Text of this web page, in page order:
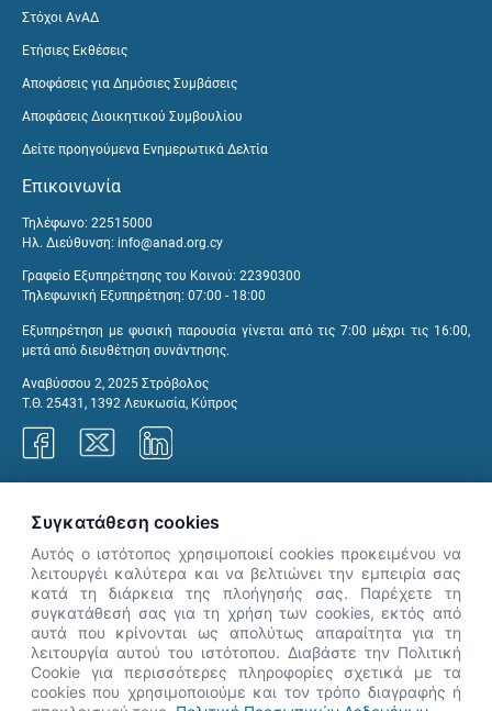
Στόχοι ΑνΑΔ
Ετήσιες Εκθέσεις
Αποφάσεις για Δημόσιες Συμβάσεις
Αποφάσεις Διοικητικού Συμβουλίου
Δείτε προηγούμενα Ενημερωτικά Δελτία
Επικοινωνία
Τηλέφωνο: 22515000
Ηλ. Διεύθυνση: info@anad.org.cy
Γραφείο Εξυπηρέτησης του Κοινού: 22390300
Τηλεφωνική Εξυπηρέτηση: 07:00 - 18:00
Εξυπηρέτηση με φυσική παρουσία γίνεται από τις 7:00 μέχρι τις 16:00,
μετά από διευθέτηση συνάντησης.
Αναβύσσου 2, 2025 Στρόβολος
Τ.Θ. 25431, 1392 Λευκωσία, Κύπρος
👋 Καλώς ήρθες! Είμαι η Νόησις.
Πες μου πώς μπορώ να σε βοηθήσω
σήμερα.
Συγκατάθεση cookies
Αυτός ο ιστότοπος χρησιμοποιεί cookies προκειμένου να
λειτουργέι καλύτερα και να βελτιώνει την εμπειρία σας
κατά τη διάρκεια της πλοήγησής σας. Παρέχετε τη
συγκατάθεσή σας για τη χρήση των cookies, εκτός από
αυτά που κρίνονται ως απολύτως απαραίτητα για τη
λειτουργία αυτού του ιστότοπου. Διαβάστε την Πολιτική
Cookie για περισσότερες πληροφορίες σχετικά με τα
cookies που χρησιμοποιούμε και τον τρόπο διαγραφής ή